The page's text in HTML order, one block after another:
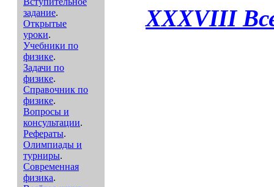
задание.
Открытые
уроки.
Учебники по
физике.
Задачи по
физике.
Справочник по
физике.
Вопросы и
консультации.
Рефераты.
Олимпиады и
турниры.
Современная
физика.
XXXVIII